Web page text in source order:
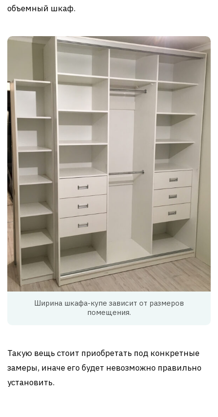
объемный шкаф.
Ширина шкафа-купе зависит от размеров
помещения.
Такую вещь стоит приобретать под конкретные
замеры, иначе его будет невозможно правильно
установить.